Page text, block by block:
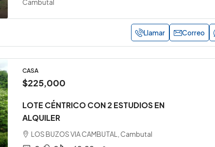
Cambutal
Llamar Correo
CASA
$225,000
LOTE CÉNTRICO CON 2 ESTUDIOS EN
ALQUILER
LOS BUZOS VIA CAMBUTAL, Cambutal